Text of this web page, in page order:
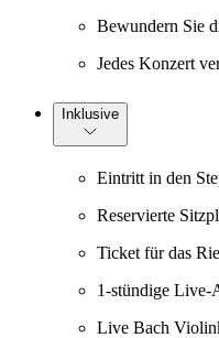
Bewundern Sie
Jedes Konzert
Inklusive
Eintritt in den
Reservierte
Ticket für das
1-stündige Live-
Live Bach